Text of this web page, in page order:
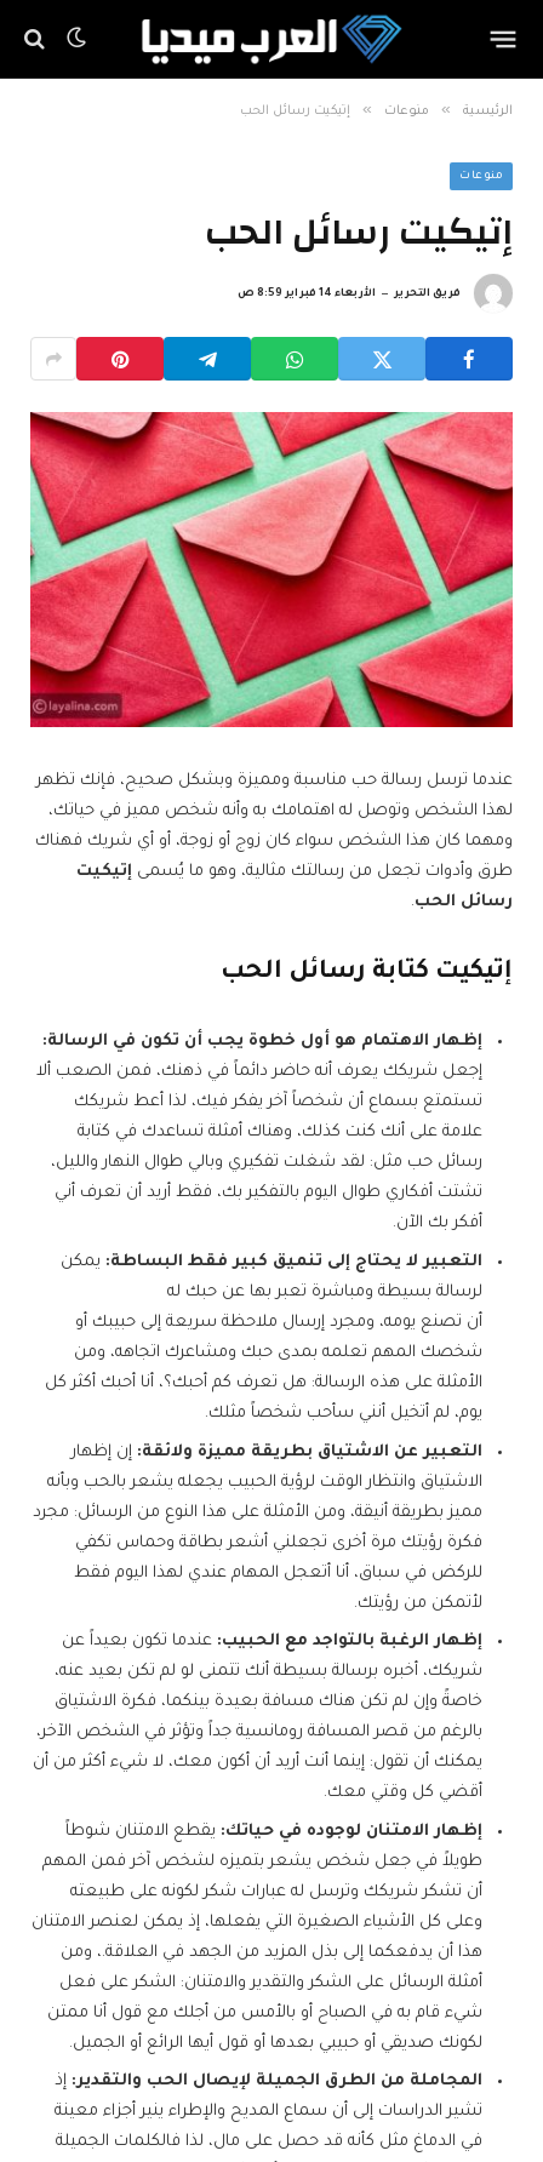
الرئيسية » منوعات » إتيكيت رسائل الحب
منوعات
إتيكيت رسائل الحب
فريق التحرير الأربعاء 14 فبراير 8:59 ص
عندما ترسل رسالة حب مناسبة ومميزة وبشكل صحيح، فإنك تظهر
لهذا الشخص وتوصل له اهتمامك به وأنه شخص مميز في حياتك،
ومهما كان هذا الشخص سواء كان زوج أو زوجة، أو أي شريك فهناك
طرق وأدوات تجعل من رسالتك مثالية، وهو ما يُسمى إتيكيت
رسائل الحب.
إتيكيت كتابة رسائل الحب
إظهار الاهتمام هو أول خطوة يجب أن تكون في الرسالة:
إجعل شريكك يعرف أنه حاضر دائماً في ذهنك، فمن الصعب ألا
تستمتع بسماع أن شخصاً آخر يفكر فيك، لذا أعط شريكك
علامة على أنك كنت كذلك، وهناك أمثلة تساعدك في كتابة
رسائل حب مثل: لقد شغلت تفكيري وبالي طوال النهار والليل،
تشتت أفكاري طوال اليوم بالتفكير بك، فقط أريد أن تعرف أني
أفكر بك الآن.
التعبير لا يحتاج إلى تنميق كبير فقط البساطة: يمكن
لرسالة بسيطة ومباشرة تعبر بها عن حبك له
أن تصنع يومه، ومجرد إرسال ملاحظة سريعة إلى حبيبك أو
شخصك المهم تعلمه بمدى حبك ومشاعرك اتجاهه، ومن
الأمثلة على هذه الرسالة: هل تعرف كم أحبك؟، أنا أحبك أكثر كل
يوم، لم أتخيل أنني سأحب شخصاً مثلك.
التعبير عن الاشتياق بطريقة مميزة ولائقة: إن إظهار
الاشتياق وانتظار الوقت لرؤية الحبيب يجعله يشعر بالحب وبأنه
مميز بطريقة أنيقة، ومن الأمثلة على هذا النوع من الرسائل: مجرد
فكرة رؤيتك مرة أخرى تجعلني أشعر بطاقة وحماس تكفي
للركض في سباق، أنا أتعجل المهام عندي لهذا اليوم فقط
لأتمكن من رؤيتك.
إظهار الرغبة بالتواجد مع الحبيب: عندما تكون بعيداً عن
شريكك، أخبره برسالة بسيطة أنك تتمنى لو لم تكن بعيد عنه،
خاصةً وإن لم تكن هناك مسافة بعيدة بينكما، فكرة الاشتياق
بالرغم من قصر المسافة رومانسية جداً وتؤثر في الشخص الآخر،
يمكنك أن تقول: إينما أنت أريد أن أكون معك، لا شيء أكثر من أن
أقضي كل وقتي معك.
إظهار الامتنان لوجوده في حياتك: يقطع الامتنان شوطاً
طويلاً في جعل شخص يشعر بتميزه لشخص آخر فمن المهم
أن تشكر شريكك وترسل له عبارات شكر لكونه على طبيعته
وعلى كل الأشياء الصغيرة التي يفعلها، إذ يمكن لعنصر الامتنان
هذا أن يدفعكما إلى بذل المزيد من الجهد في العلاقة.، ومن
أمثلة الرسائل على الشكر والتقدير والامتنان: الشكر على فعل
شيء قام به في الصباح أو بالأمس من أجلك مع قول أنا ممتن
لكونك صديقي أو حبيبي بعدها أو قول أيها الرائع أو الجميل.
المجاملة من الطرق الجميلة لإيصال الحب والتقدير: إذ
تشير الدراسات إلى أن سماع المديح والإطراء ينير أجزاء معينة
في الدماغ مثل كأنه قد حصل على مال، لذا فالكلمات الجميلة